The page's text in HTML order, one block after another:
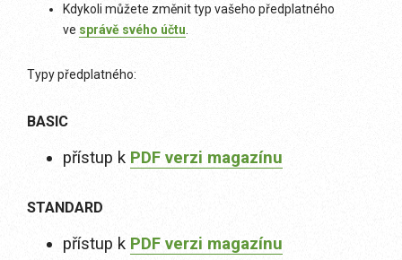
Kdykoli můžete změnit typ vašeho předplatného
ve správě svého účtu
Typy předplatného:
BASIC
přístup k PDF verzi magazínu
STANDARD
přístup k PDF verzi magazínu